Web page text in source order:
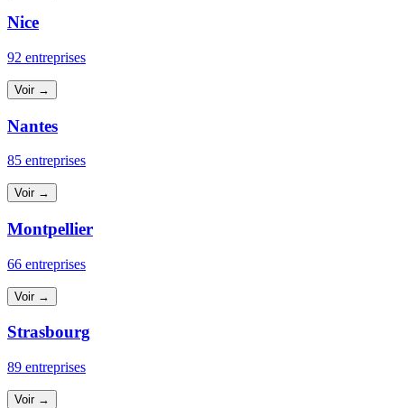
Nice
92 entreprises
Voir →
Nantes
85 entreprises
Voir →
Montpellier
66 entreprises
Voir →
Strasbourg
89 entreprises
Voir →